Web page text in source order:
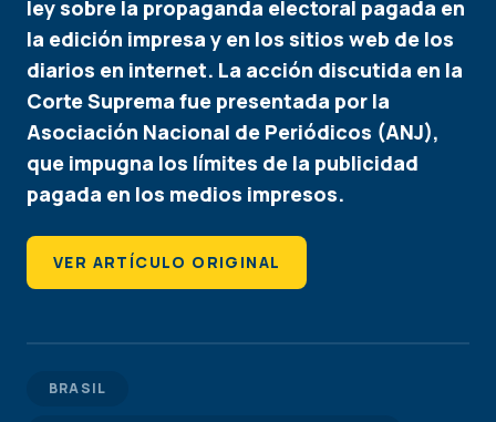
ley sobre la propaganda electoral pagada en
la edición impresa y en los sitios web de los
diarios en internet. La acción discutida en la
Corte Suprema fue presentada por la
Asociación Nacional de Periódicos (ANJ),
que impugna los límites de la publicidad
pagada en los medios impresos.
VER ARTÍCULO ORIGINAL
BRASIL